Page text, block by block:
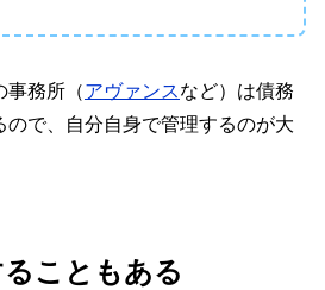
事務所（アヴァンスなど）は債務
で、自分自身で管理するのが大
こともある